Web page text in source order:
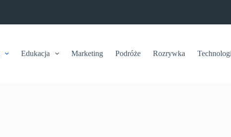
Edukacja Marketing Podróże Rozrywka